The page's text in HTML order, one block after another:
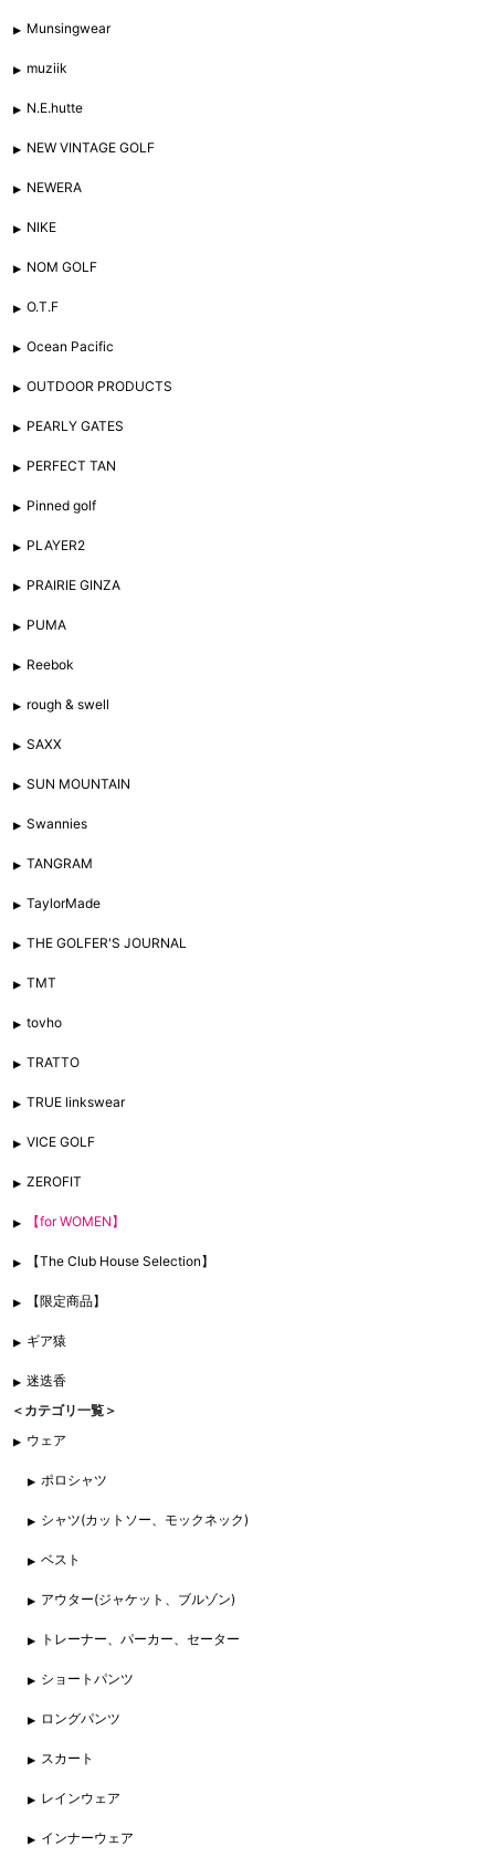
Munsingwear
muziik
N.E.hutte
NEW VINTAGE GOLF
NEWERA
NIKE
NOM GOLF
O.T.F
Ocean Pacific
OUTDOOR PRODUCTS
PEARLY GATES
PERFECT TAN
Pinned golf
PLAYER2
PRAIRIE GINZA
PUMA
Reebok
rough & swell
SAXX
SUN MOUNTAIN
Swannies
TANGRAM
TaylorMade
THE GOLFER'S JOURNAL
TMT
tovho
TRATTO
TRUE linkswear
VICE GOLF
ZEROFIT
【for WOMEN】
【The Club House Selection】
【限定商品】
ギア猿
迷迭香
＜カテゴリ一覧＞
ウェア
ポロシャツ
シャツ(カットソー、モックネック)
ベスト
アウター(ジャケット、ブルゾン)
トレーナー、パーカー、セーター
ショートパンツ
ロングパンツ
スカート
レインウェア
インナーウェア